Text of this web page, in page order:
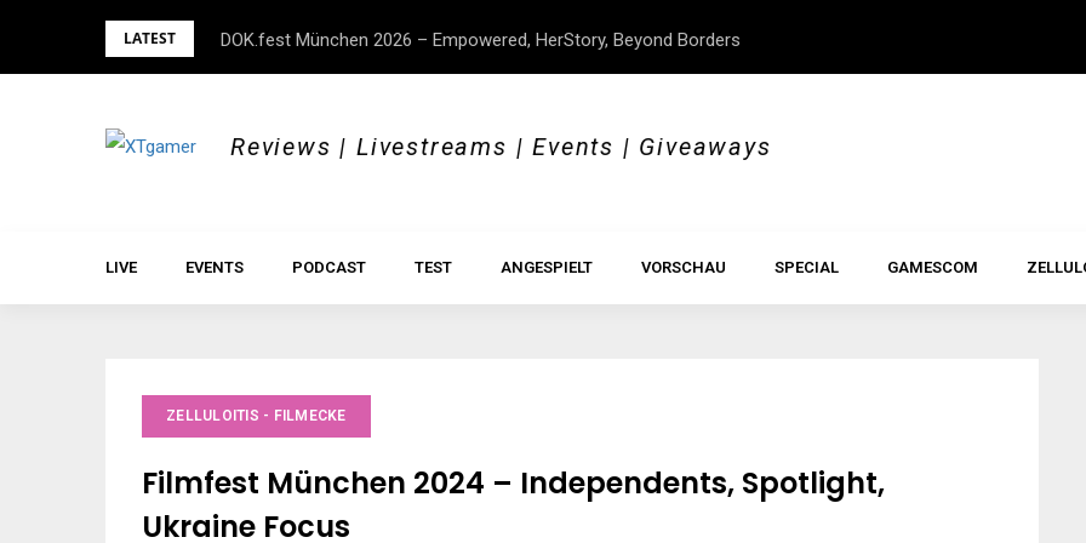
LATEST DOK.fest München 2026 – Empowered, HerStory, Beyond Borders
Reviews | Livestreams | Events | Giveaways
LIVE EVENTS PODCAST TEST ANGESPIELT VORSCHAU SPECIAL GAMESCOM
ZELLULOITIS - FILMECKE
Filmfest München 2024 – Independents, Spotlight,
Ukraine Focus